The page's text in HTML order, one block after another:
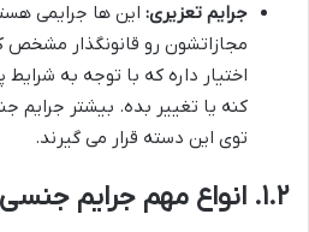
جرایم تعزیری: این ها جرایمی
مجازاتشون رو قانونگذار
اختیار داره که با توجه به
کنه یا تغییر بده. بیشتر جرایم
توی این دسته قرار می گیرند.
۱.۲. انواع مهم جرایم جنسی و مجازات آن ها